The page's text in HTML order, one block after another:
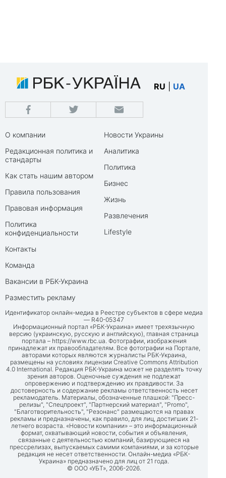
RU UA
О компании
Редакционная политика и
стандарты
Как стать нашим автором
Правила пользования
Правовая информация
Политика
конфиденциальности
Контакты
Команда
Вакансии в РБК-Украина
Разместить рекламу
Новости Украины
Аналитика
Политика
Бизнес
Жизнь
Развлечения
Lifestyle
Идентификатор онлайн-медиа в Реестре субъектов в сфере медиа
— R40-05347
Информационный портал «РБК-Украина» имеет трехязычную
версию (украинскую, русскую и английскую), главная страница
портала – https://www.rbc.ua. Фотографии, изображения
принадлежат их правообладателям. Все фотографии на Портале,
авторами которых являются журналисты РБК-Украина,
размещены на условиях лицензии Creative Commons Attribution
4.0 International. Редакция РБК-Украина может не разделять точку
зрения авторов. Оценочные суждения не подлежат
опровержению и подтверждению их правдивости. За
достоверность и содержание рекламы ответственность несет
рекламодатель. Материалы, обозначенные плашкой: "Пресс-
релизы", "Спецпроект", "Партнерский материал", "Promo",
"Благотворительность", "Резонанс" размещаются на правах
рекламы и предназначены, как правило, для лиц, достигших 21-
летнего возраста. «Новости компании» – это информационный
формат, охватывающий новости, события и объявления,
связанные с деятельностью компаний, базирующиеся на
прессрелизах, выпускаемых самими компаниями, и за которые
редакция не несет ответственности. Онлайн-медиа «РБК-
Украина» предназначено для лиц от 21 года.
© ООО «УБТ», 2006-2026.